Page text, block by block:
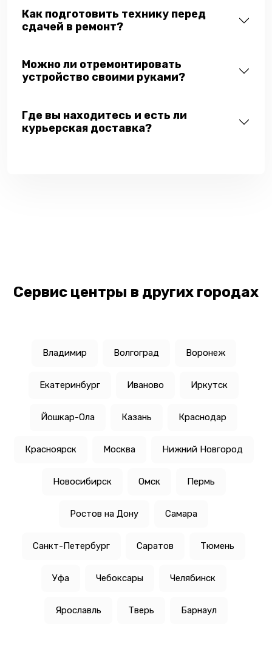
Как подготовить технику перед
сдачей в ремонт?
Можно ли отремонтировать
устройство своими руками?
Где вы находитесь и есть ли
курьерская доставка?
Сервис центры в других городах
Владимир Волгоград Воронеж
Екатеринбург Иваново Иркутск
Йошкар-Ола Казань Краснодар
Красноярск Москва Нижний Новгород
Новосибирск Омск Пермь
Ростов на Дону Самара
Санкт-Петербург Саратов Тюмень
Уфа Чебоксары Челябинск
Ярославль Тверь Барнаул